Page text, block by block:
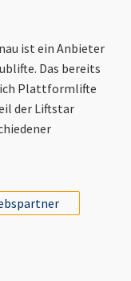
ist ein Anbieter
Das bereits
Plattformlifte
der Liftstar